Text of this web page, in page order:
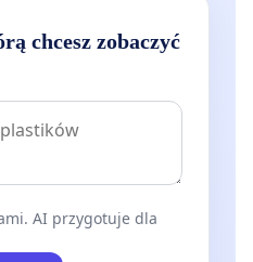
chcesz zobaczyć
AI przygotuje dla